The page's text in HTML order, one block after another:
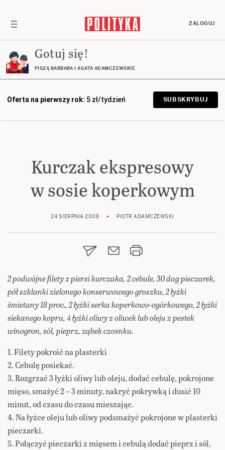
ZALOGUJ
Gotuj się!
PISZĄ BARBARA I AGATA ADAMCZEWSKIE
Oferta na pierwszy rok: 5 zł/tydzień SUBSKRYBUJ
Kurczak ekspresowy
w sosie koperkowym
24 SIERPNIA 2008 PIOTR ADAMCZEWSKI
2 podwójne filety z piersi kurczaka, 2 cebule, 30 dag pieczarek,
pół szklanki zielonego konserwowego groszku, 2 łyżki
śmietany 18 proc., 2 łyżki serka koperkowo-ogórkowego, 2 łyżki
siekanego kopru, 4 łyżki oliwy z oliwek lub oleju z pestek
winogron, sól, pieprz, ząbek czosnku.
1. Filety pokroić na plasterki
2. Cebulę posiekać.
3. Rozgrzać 3 łyżki oliwy lub oleju, dodać cebulę, pokrojone
mięso, smażyć 2 – 3 minuty, nakryć pokrywką i dusić 10
minut, od czasu do czasu mieszając.
4. Na łyżce oleju lub oliwy podsmażyć pokrojone w plasterki
pieczarki.
5. Połączyć pieczarki z mięsem i cebulą dodać pieprz i sól.